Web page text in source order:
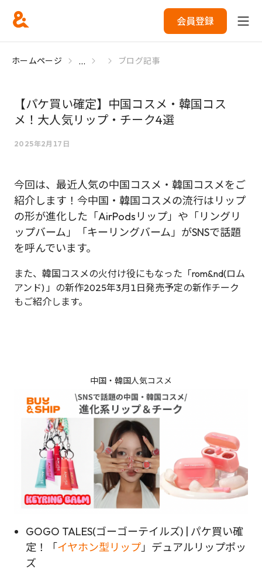
会員登録
ホームページ ... ブログ記事
【パケ買い確定】中国コスメ・韓国コス
メ！大人気リップ・チーク4選
2025年2月17日
今回は、最近人気の中国コスメ・韓国コスメをご
紹介します！今中国・韓国コスメの流行はリップ
の形が進化した「AirPodsリップ」や「リングリ
ップバーム」「キーリングバーム」がSNSで話題
を呼んでいます。
また、韓国コスメの火付け役にもなった「rom&nd(ロム
アンド) 」の新作2025年3月1日発売予定の新作チーク
もご紹介します。
中国・韓国人気コスメ
GOGO TALES(ゴーゴーテイルズ) | パケ買い確
定！「イヤホン型リップ」デュアルリップポッ
ズ